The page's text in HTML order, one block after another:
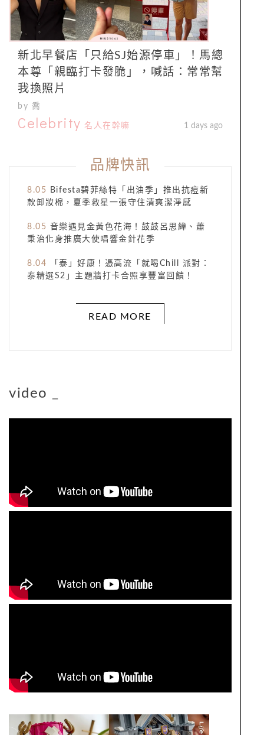
新北早餐店「只給SJ始源停車」！馬總
本尊「親臨打卡發脆」，喊話：常常幫
我換照片
by 喬
Celebrity 名人在幹嘛 1 days ago
品牌快訊
8.05
Bifesta碧菲絲特「出油季」推出抗痘新
款卸妝棉，夏季救星一張守住清爽潔淨感​
8.05 音樂遇見金黃色花海！鼓鼓呂思緯、蕭
秉治化身推廣大使唱響金針花季
8.04 「泰」好康！憑高流「就喝Chill 派對：
泰精選S2」主題牆打卡合照享豐富回饋！
READ MORE
video